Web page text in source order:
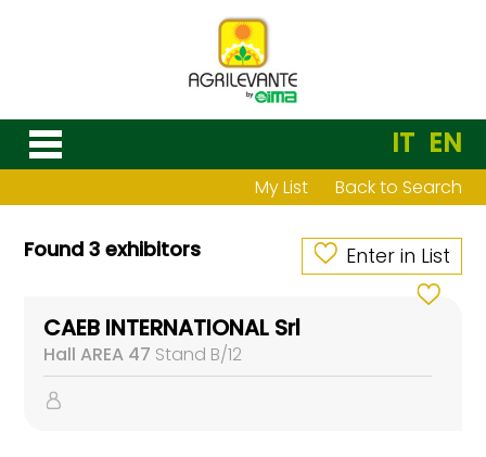
IT EN
My List Back to Search
Found 3 exhibitors Enter in List
CAEB INTERNATIONAL Srl
Hall AREA 47 Stand B/12